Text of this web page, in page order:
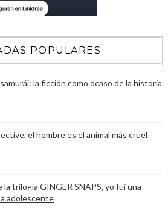
POPULARES
la ficción como ocaso de la historia
el hombre es el animal más cruel
la trilogía GINGER SNAPS, yo fui una
adolescente